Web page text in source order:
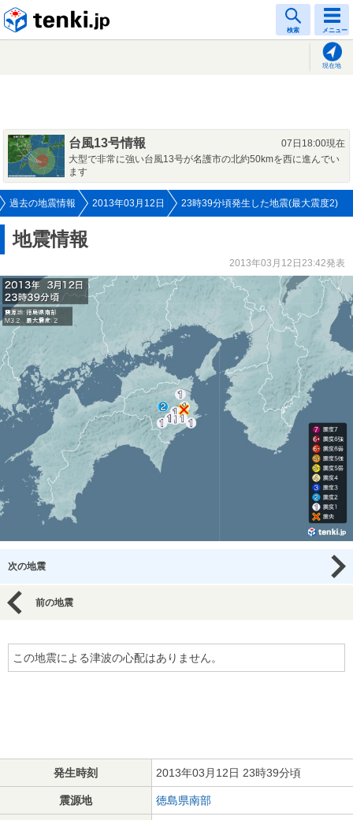
検索 メニュー
現在地
台風13号情報
07日18:00現在
大型で非常に強い台風13号が名護市の北約50kmを西に進んでい
ます
過去の地震情報 2013年03月12日 23時39分頃発生した地震(最大震度2)
地震情報
2013年03月12日23:42発表
次の地震
前の地震
この地震による津波の心配はありません。
発生時刻 2013年03月12日 23時39分頃
震源地 徳島県南部